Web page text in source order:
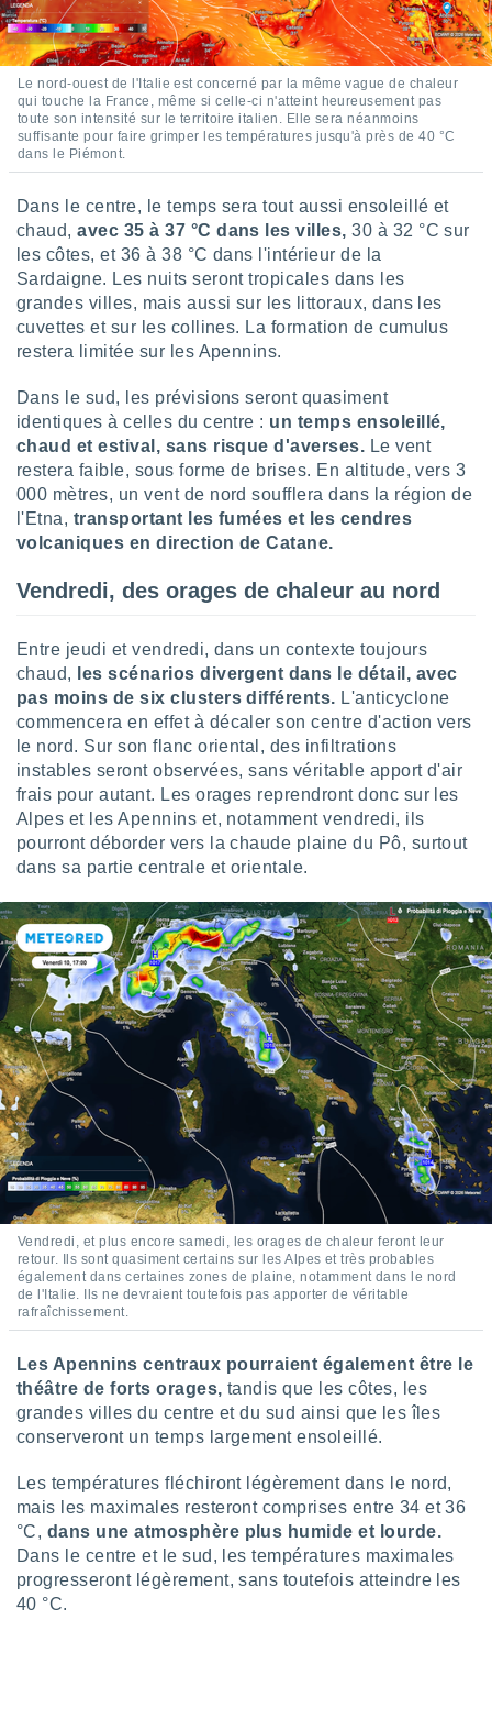
sur
Pour ce
à
en
«
» ou
de
web.
nos
le
des
sur
la
créer
pour
des
profils
des
des
des
les
le
ou
de
et
utiliser
le
de
Le nord-ouest de l'Italie est concerné par la même vague de chaleur
qui touche la France, même si celle-ci n'atteint heureusement pas
toute son intensité sur le territoire italien. Elle sera néanmoins
suffisante pour faire grimper les températures jusqu'à près de 40 °C
dans le Piémont.
Dans le centre, le temps sera tout aussi ensoleillé et
chaud,avec 35 à 37 °C dans les villes,30 à 32 °C sur
les côtes, et 36 à 38 °C dans l'intérieur de la
Sardaigne. Les nuits seront tropicales dans les
grandes villes, mais aussi sur les littoraux, dans les
cuvettes et sur les collines. La formation de cumulus
restera limitée sur les Apennins.
Dans le sud, les prévisions seront quasiment
identiques à celles du centre : un temps ensoleillé,
chaud et estival, sans risque d'averses. Le vent
restera faible, sous forme de brises. En altitude, vers 3
000 mètres, un vent de nord soufflera dans la région de
l'Etna, transportant les fumées et les cendres
volcaniques en direction de Catane.
Vendredi, des orages de chaleur au nord
Entre jeudi et vendredi, dans un contexte toujours
chaud,
les scénarios divergent dans le détail, avec
pas moins de six clusters différents. L'anticyclone
commencera en effet à décaler son centre d'action vers
le nord. Sur son flanc oriental, des infiltrations
instables seront observées, sans véritable apport d'air
frais pour autant. Les orages reprendront donc sur les
Alpes et les Apennins et, notamment vendredi, ils
pourront déborder vers la chaude plaine du Pô, surtout
dans sa partie centrale et orientale.
Vendredi, et plus encore samedi, les orages de chaleur feront leur
retour. Ils sont quasiment certains sur les Alpes et très probables
également dans certaines zones de plaine, notamment dans le nord
de l'Italie. Ils ne devraient toutefois pas apporter de véritable
rafraîchissement.
Les Apennins centraux pourraient également être le
théâtre de forts orages, tandis que les côtes, les
grandes villes du centre et du sud ainsi que les îles
conserveront un temps largement ensoleillé.
Les températures fléchiront légèrement dans le nord,
mais les maximales resteront comprises entre 34 et 36
°C, dans une atmosphère plus humide et lourde.
Dans le centre et le sud, les températures maximales
progresseront légèrement, sans toutefois atteindre les
40 °C.